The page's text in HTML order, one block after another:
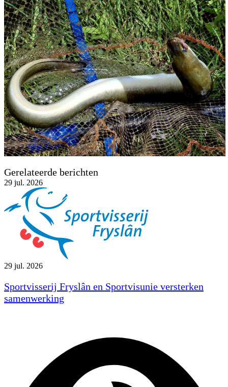
Gerelateerde berichten
29 jul. 2026
29 jul. 2026
Sportvisserij Fryslân en Sportvisunie versterken
samenwerking